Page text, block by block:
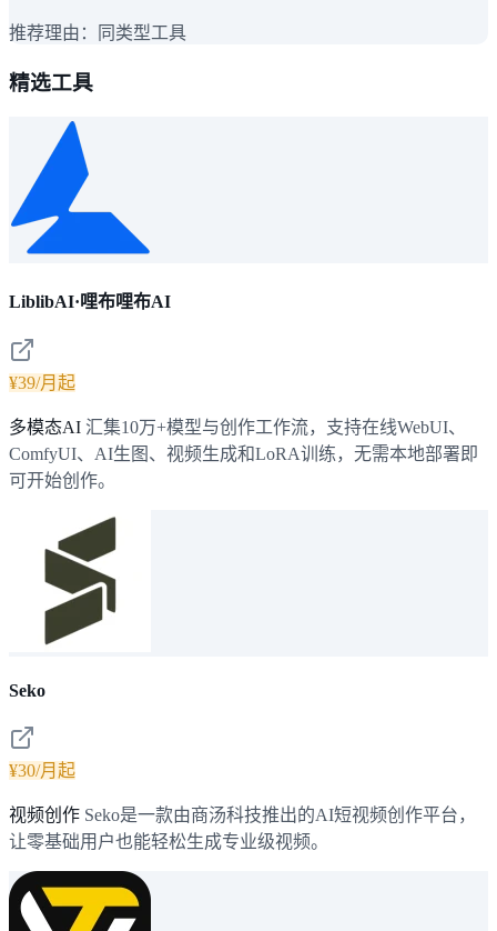
推荐理由： 同类型工具
精选工具
LiblibAI·哩布哩布AI
¥39/月起
多模态AI 汇集10万+模型与创作工作流，支持在线WebUI、
ComfyUI、AI生图、视频生成和LoRA训练，无需本地部署即
可开始创作。
Seko
¥30/月起
视频创作 Seko是一款由商汤科技推出的AI短视频创作平台，
让零基础用户也能轻松生成专业级视频。